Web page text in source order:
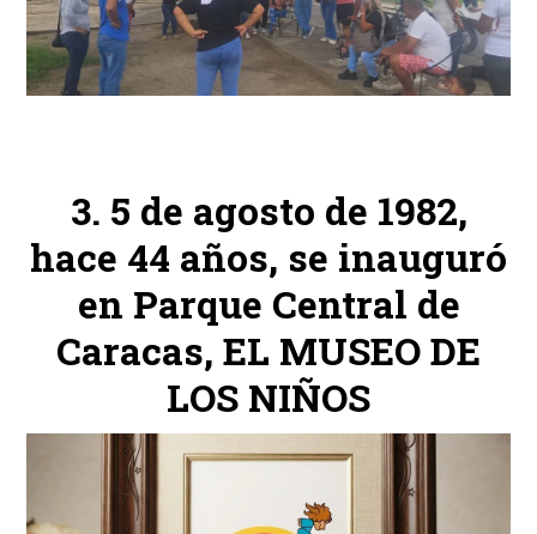
5 de agosto de 1982,
hace 44 años, se inauguró
en Parque Central de
Caracas, EL MUSEO DE
LOS NIÑOS